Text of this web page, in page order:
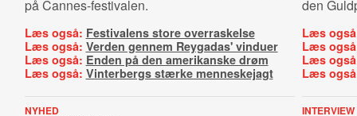
på Cannes-festivalen.
Læs også: Festivalens store overraskelse
Læs også: Verden gennem Reygadas' vinduer
Læs også: Enden på den amerikanske drøm
Læs også: Vinterbergs stærke menneskejagt
den
Læs
Læs
Læs
Læs
NYHED INTERVIEW